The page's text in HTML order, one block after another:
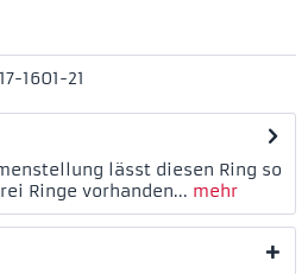
1601-21
lässt diesen Ring so
Ringe vorhanden... mehr